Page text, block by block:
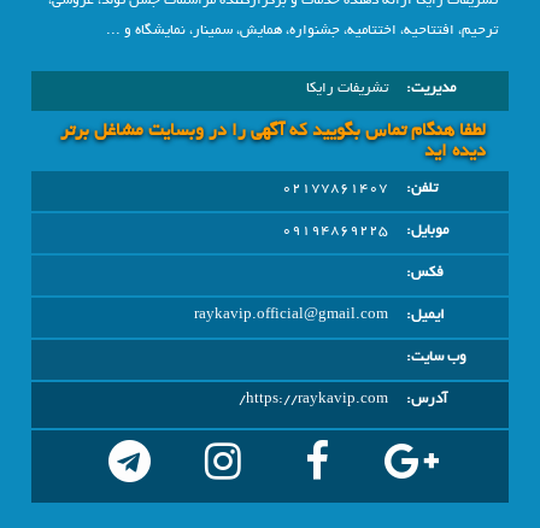
ترحیم، افتتاحیه، اختتامیه، جشنواره، همایش، سمینار، نمایشگاه و ...
مدیریت: تشریفات رایکا
لطفا هنگام تماس بگویید که آگهی را در وبسايت مشاغل برتر
دیده اید
تلفن:
02177861407
موبایل:
09194869225
فکس:
ایمیل:
raykavip.official@gmail.com
وب سایت:
آدرس:
https://raykavip.com/